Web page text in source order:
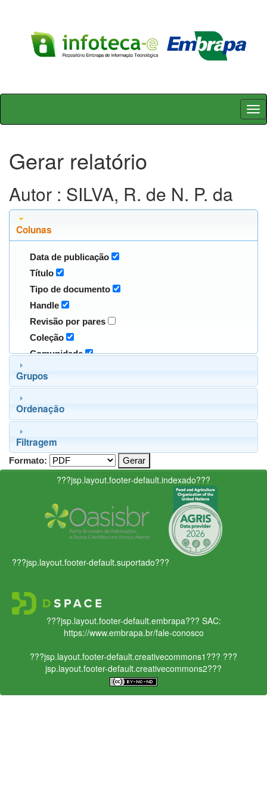
Skip
Gerar relatório
Autor : SILVA, R. de N. P. da
Colunas
Data de publicação
Título
Tipo de documento
Handle
Revisão por pares
Coleção
Comunidade
Grupos
Ordenação
Filtragem
Formato:
???jsp.layout.footer-default.indexado???
???jsp.layout.footer-default.suportado???
???jsp.layout.footer-default.embrapa??? SAC:
https://www.embrapa.br/fale-conosco
???jsp.layout.footer-default.creativecommons1??? ???
jsp.layout.footer-default.creativecommons2???